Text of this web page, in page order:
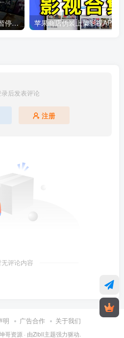
Netflix奈飞免费影视账号(暂停更新)
后发表评论
注册
无评论内容
明 广告合作 关于我们
哥资源· 由Zibll主题强力驱动.